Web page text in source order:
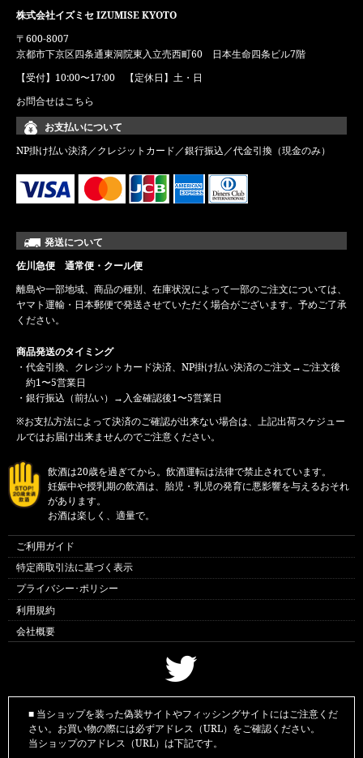
株式会社イズミセ IZUMISE KYOTO
〒600-8007
京都市下京区四条通東洞院東入立売西町60 日本生命四条ビル7階
【受付】10:00〜17:00 【定休日】土・日
お問合せはこちら
お支払いについて
NP掛け払い決済／クレジットカード／銀行振込／代金引換（現金のみ）
発送について
佐川急便 通常便・クール便
離島や一部地域、商品の種別、在庫状況によって一部のご注文については、
ヤマト運輸・日本郵便で発送させていただく場合がございます。予めご了承
ください。
商品発送のタイミング
・代金引換、クレジットカード決済、NP掛け払い決済のご注文→ご注文後
約1〜5営業日
・銀行振込（前払い）→入金確認後1〜5営業日
※お支払方法によって決済のご確認が出来ない場合は、上記出荷スケジュー
ルではお届け出来ませんのでご注意ください。
飲酒は20歳を過ぎてから。飲酒運転は法律で禁止されています。
妊娠中や授乳期の飲酒は、胎児・乳児の発育に悪影響を与えるおそれ
があります。
お酒は楽しく、適量で。
ご利用ガイド
特定商取引法に基づく表示
プライバシー･ポリシー
利用規約
会社概要
■ 当ショップを装った偽装サイトやフィッシングサイトにはご注意くだ
さい。お買い物の際には必ずアドレス（URL）をご確認ください。
当ショップのアドレス（URL）は下記です。